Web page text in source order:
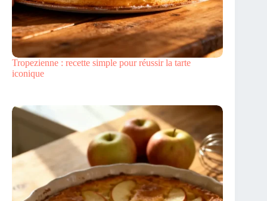
Tropezienne : recette simple pour réussir la tarte
iconique